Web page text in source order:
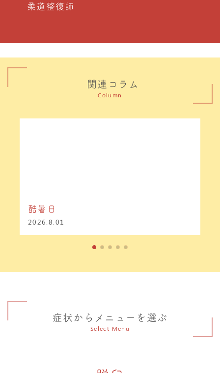
柔道整復師
関連コラム
Column
酷暑日
2026.8.01
症状からメニューを選ぶ
Select Menu